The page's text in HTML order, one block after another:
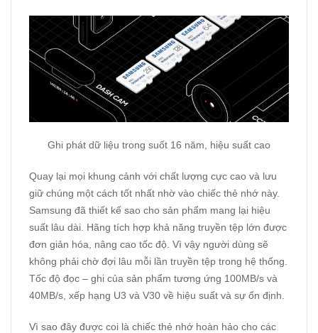
Ghi phát dữ liệu trong suốt 16 năm, hiệu suất cao
Quay lại mọi khung cảnh với chất lượng cực cao và lưu
giữ chúng một cách tốt nhất nhờ vào chiếc thẻ nhớ này.
Samsung đã thiết kế sao cho sản phẩm mang lại hiệu
suất lâu dài. Hãng tích hợp khả năng truyền tệp lớn được
đơn giản hóa, nâng cao tốc độ. Vì vậy người dùng sẽ
không phải chờ đợi lâu mỗi lần truyền tệp trong hệ thống.
Tốc độ đọc – ghi của sản phẩm tương ứng 100MB/s và
40MB/s, xếp hạng U3 và V30 về hiệu suất và sự ổn định.
Vì sao đây được coi là chiếc thẻ nhớ hoàn hảo cho các